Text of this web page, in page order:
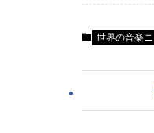
世界の音楽